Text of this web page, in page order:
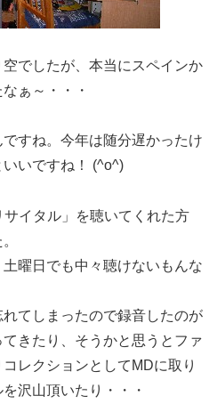
でしたが、本当にスペインか
ぁ～・・・
すね。今年は随分遅かったけ
いですね！ (^o^)
イタル」を聴いてくれた方
曜日でも中々聴けないもんな
れてしまったので録音したのが
きたり、そうかと思うとファ
レクションとしてMDに取り
沢山頂いたり・・・